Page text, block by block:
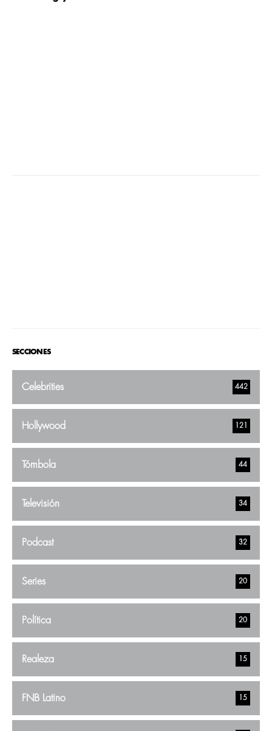
SECCIONES
Celebrities 442
Hollywood 121
Tómbola 44
Televisión 34
Podcast 32
Series 20
Política 20
Realeza 15
FNB Latino 15